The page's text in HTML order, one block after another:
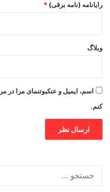
رایانامه (نامه برقی) *
وبلاگ
اسم، ایمیل و عنکبوتنمای مرا در
کنم.